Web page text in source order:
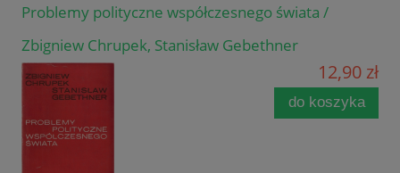
Problemy polityczne współczesnego świata /
Zbigniew Chrupek, Stanisław Gebethner
12,90 zł
do koszyka